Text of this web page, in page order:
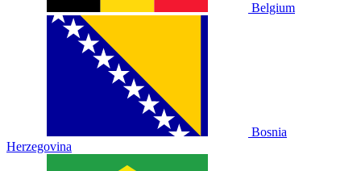
Belgium
Bosnia
Herzegovina